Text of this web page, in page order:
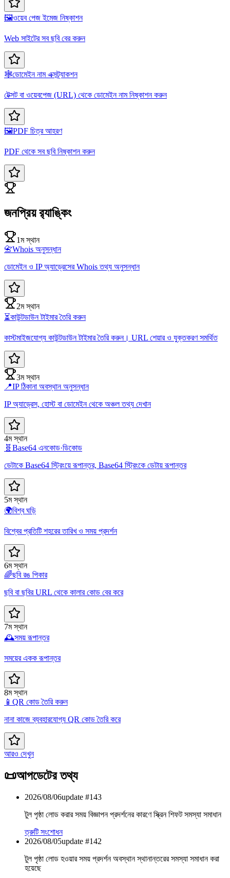
🖼️ওয়েব পেজ ইমেজ নিষ্কাশন
Web সাইটের সব ছবি বের করুন
🕸️ডোমেইন নাম এক্সট্র্যাকশন
টেক্সট বা ওয়েবপেজ (URL) থেকে ডোমেইন নাম নিষ্কাশন করুন
🖼️PDF চিত্র আহরণ
PDF থেকে সব ছবি নিষ্কাশন করুন
জনপ্রিয় র‍্যাঙ্কিং
1ম স্থান
📇Whois অনুসন্ধান
ডোমেইন ও IP অ্যাড্রেসের Whois তথ্য অনুসন্ধান
2ম স্থান
⏳কাউন্টডাউন টাইমার তৈরি করুন
কাস্টমাইজযোগ্য কাউন্টডাউন টাইমার তৈরি করুন। URL শেয়ার ও যুক্তকরণ সমর্থিত
3ম স্থান
📍IP ঠিকানা অবস্থান অনুসন্ধান
IP অ্যাড্রেস, হোস্ট বা ডোমেইন থেকে অঞ্চল তথ্য দেখান
4ম স্থান
🧬 Base64 এনকোড·ডিকোড
ডেটাকে Base64 স্ট্রিংয়ে রূপান্তর, Base64 স্ট্রিংকে ডেটায় রূপান্তর
5ম স্থান
🌍বিশ্ব ঘড়ি
বিশ্বের প্রতিটি শহরের তারিখ ও সময় প্রদর্শন
6ম স্থান
🌈ছবি রঙ পিকার
ছবি বা ছবির URL থেকে কালার কোড বের করে
7ম স্থান
🕰️সময় রূপান্তর
সময়ের একক রূপান্তর
8ম স্থান
📱 QR কোড তৈরি করুন
নানা কাজে ব্যবহারযোগ্য QR কোড তৈরি করে
আরও দেখুন
📜আপডেটের তথ্য
2026/08/06update #143
টুল পৃষ্ঠা লোড করার সময় বিজ্ঞাপন প্রদর্শনের কারণে স্ক্রিন শিফট সমস্যা সমাধান
ত্রুটি সংশোধন
2026/08/05update #142
টুল পৃষ্ঠা লোড হওয়ার সময় প্রদর্শন অবস্থান স্থানান্তরের সমস্যা সমাধান করা
হয়েছে